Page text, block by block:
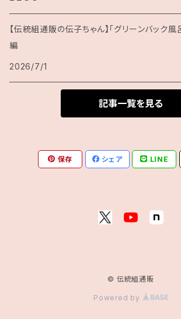
【伝統組通販の伝子ちゃん】「グリーンバック風
編
2026/7/1
記事一覧を見る
保存 シェア LINE
© 伝統組通販
Powered by